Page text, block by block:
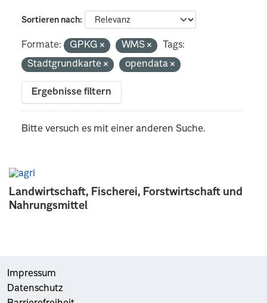
Landwirtschaft, Fischerei, Forstwirtschaft und
Nahrungsmittel
Sortieren nach
Formate: GPKG WMS
Tags:
Stadtgrundkarte
opendata
Ergebnisse filtern
Bitte versuch es mit einer anderen Suche.
Impressum
Datenschutz